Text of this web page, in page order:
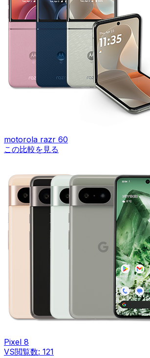
motorola razr 60
この比較を見る
Pixel 8
VS閲覧数: 121